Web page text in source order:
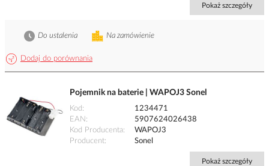
Pokaż szczegóły
Dodaj do porównania
Na zamówienie
Do ustalenia
Pojemnik na baterie | WAPOJ3 Sonel
Kod
1234471
EAN
5907624026438
Kod Producenta
WAPOJ3
Producent
Sonel
Pokaż szczegóły